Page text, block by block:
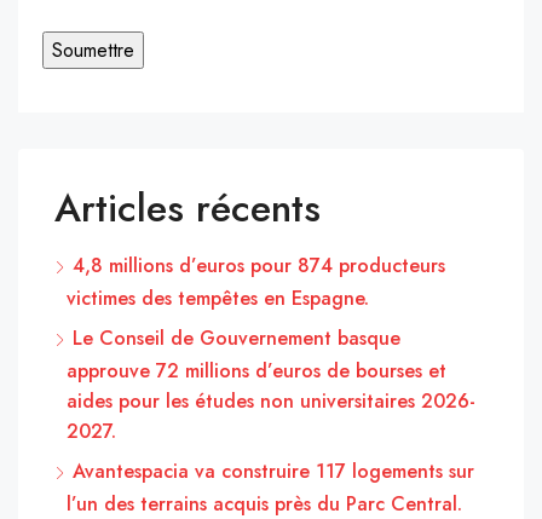
Articles récents
4,8 millions d’euros pour 874 producteurs
victimes des tempêtes en Espagne.
Le Conseil de Gouvernement basque
approuve 72 millions d’euros de bourses et
aides pour les études non universitaires 2026-
2027.
Avantespacia va construire 117 logements sur
l’un des terrains acquis près du Parc Central.